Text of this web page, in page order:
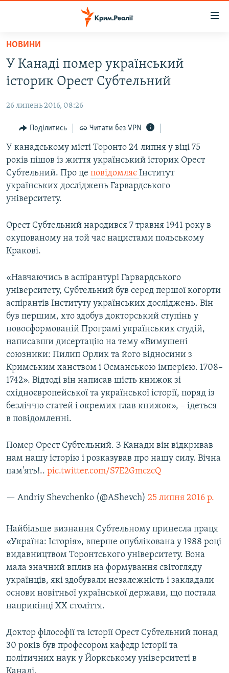
Перейти
основного
матеріалу
Перейти
до
навігації
Перейти
до
пошуку
ВОДА.КРИМ
ВІДЕО ТА ФОТО
ПОЛІТИКА
БЛОГИ
ПОГЛЯД
ІНТЕРВ'Ю
ВСЕ ЗА ДЕНЬ
СПЕЦПРОЕКТИ
ДЕПОРТАЦІЯ
ВІДЕОУРОКИ «ELIFBE»
УКРАЇНСЬКА ПРОБЛЕМА КРИМУ
ІНФОГРАФІКА
ЯК ОБІЙТИ БЛОКУВАННЯ
Русский
ДОЛУЧАЙСЯ!
Усі сайти RFE/RL
НОВИНИ
У Канаді помер український
історик Орест Субтельний
26 липень 2016, 08:26
Поділитись Читати без VPN
У канадському місті Торонто 24 липня у віці 75
років пішов із життя український історик Орест
Субтельний. Про це повідомляє Інститут
українських досліджень Гарвардського
університету.
Орест Субтельний народився 7 травня 1941 року в
окупованому на той час нацистами польському
Кракові.
«Навчаючись в аспірантурі Гарвардського
університету, Субтельний був серед першої когорти
аспірантів Інституту українських досліджень. Він
був першим, хто здобув докторський ступінь у
новосформованій Програмі українських студій,
написавши дисертацію на тему «Вимушені
союзники: Пилип Орлик та його відносини з
Кримським ханством і Османською імперією. 1708–
1742». Відтоді він написав шість книжок зі
східноєвропейської та української історії, поряд із
безліччю статей і окремих глав книжок», – ідеться
в повідомленні.
Помер Орест Субтельний. З Канади він відкривав
нам нашу історію і розказував про нашу силу. Вічна
пам'ять!.. pic.twitter.com/S7E2GmczcQ
— Andriy Shevchenko (@AShevch) 25 липня 2016 р.
Найбільше визнання Субтельному принесла праця
«Україна: Історія», вперше опублікована у 1988 році
видавництвом Торонтського університету. Вона
мала значний вплив на формування світогляду
українців, які здобували незалежність і закладали
основи новітньої української держави, що постала
наприкінці ХХ століття.
Доктор філософії та історії Орест Субтельний понад
30 років був професором кафедр історії та
політичних наук у Йоркському університеті в